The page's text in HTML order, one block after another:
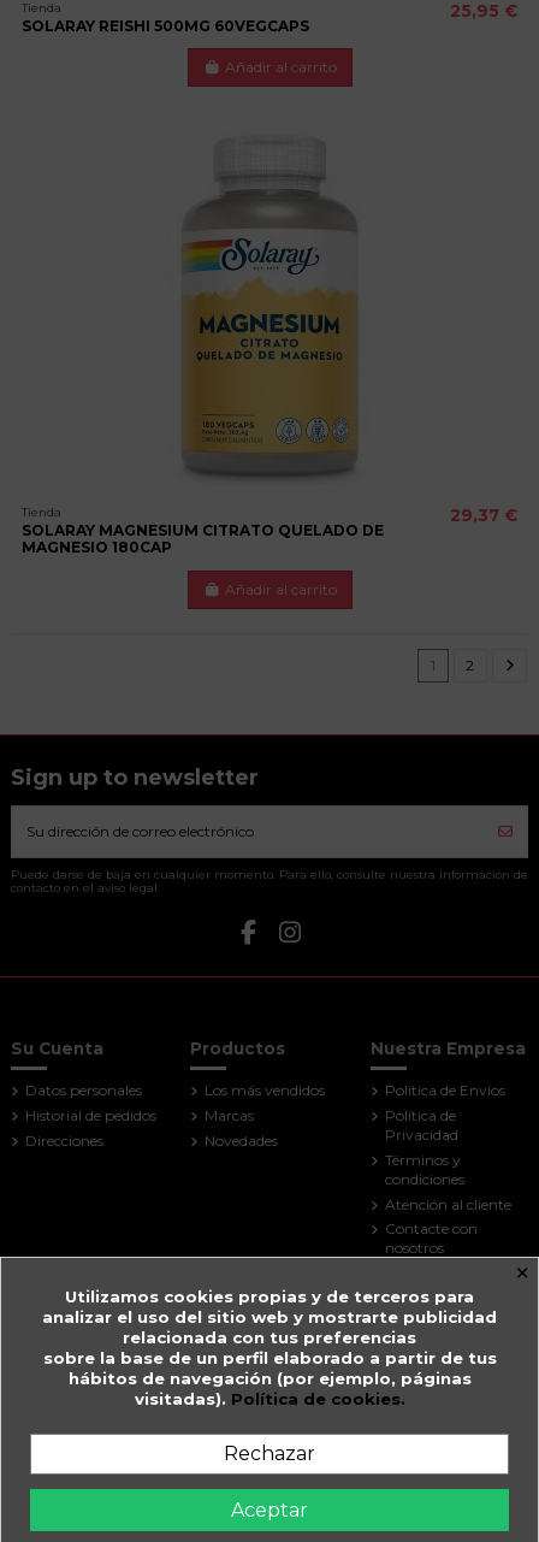
Tienda
SOLARAY REISHI 500MG 60VEGCAPS
25,95 €
Añadir al carrito
Tienda
SOLARAY MAGNESIUM CITRATO QUELADO DE
MAGNESIO 180CAP
29,37 €
Añadir al carrito
1 2
Sign up to newsletter
Puede darse de baja en cualquier momento. Para ello, consulte nuestra información de
contacto en el aviso legal.
Su Cuenta
Datos personales
Historial de pedidos
Direcciones
Productos
Los más vendidos
Marcas
Novedades
Nuestra Empresa
Política de Envíos
Política de
Privacidad
Términos y
condiciones
Atención al cliente
Contacte con
nosotros
Tiendas
Farmacia Guitart
Prat de la Creu, 59
Andorra
+376 825 033
farmaciaguitart@andorra.ad
Farmàcia Guitart en Andorra la Vella.
×
Utilizamos cookies propias y de terceros para
analizar el uso del sitio web y mostrarte publicidad
relacionada con tus preferencias
sobre la base de un perfil elaborado a partir de tus
hábitos de navegación (por ejemplo, páginas
visitadas). Política de cookies.
Rechazar
Aceptar